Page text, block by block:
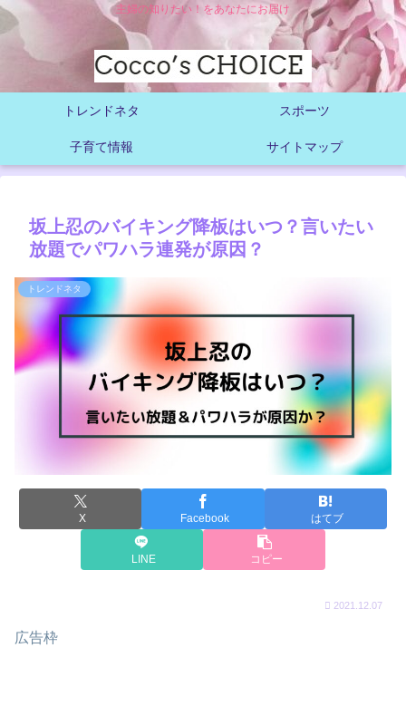
主婦の知りたい！をあなたにお届け
トレンドネタ スポーツ
子育て情報 サイトマップ
坂上忍のバイキング降板はいつ？言いたい
放題でパワハラ連発が原因？
トレンドネタ
X Facebook はてブ
LINE コピー
2021.12.07
広告枠